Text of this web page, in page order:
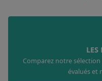
LES
Comparez notre
évalués et